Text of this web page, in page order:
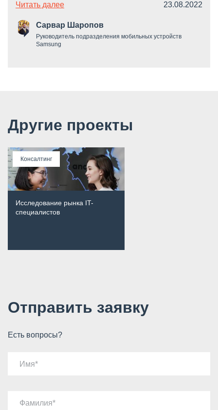
Читать далее 23.08.2022
Сарвар Шаропов
Руководитель подразделения мобильных устройств
Samsung
Другие проекты
Консалтинг
Исследование рынка IT-
специалистов
Отправить заявку
Есть вопросы?
Имя
Фамилия